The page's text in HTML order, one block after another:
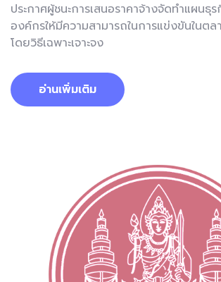
ประกาศผู้ชนะการเสนอราคาจ้างจัดทำแผนธุ
องค์กรให้มีความสามารถในการแข่งขันในต
โดยวิธีเฉพาะเจาะจง
อ่านเพิ่มเติม